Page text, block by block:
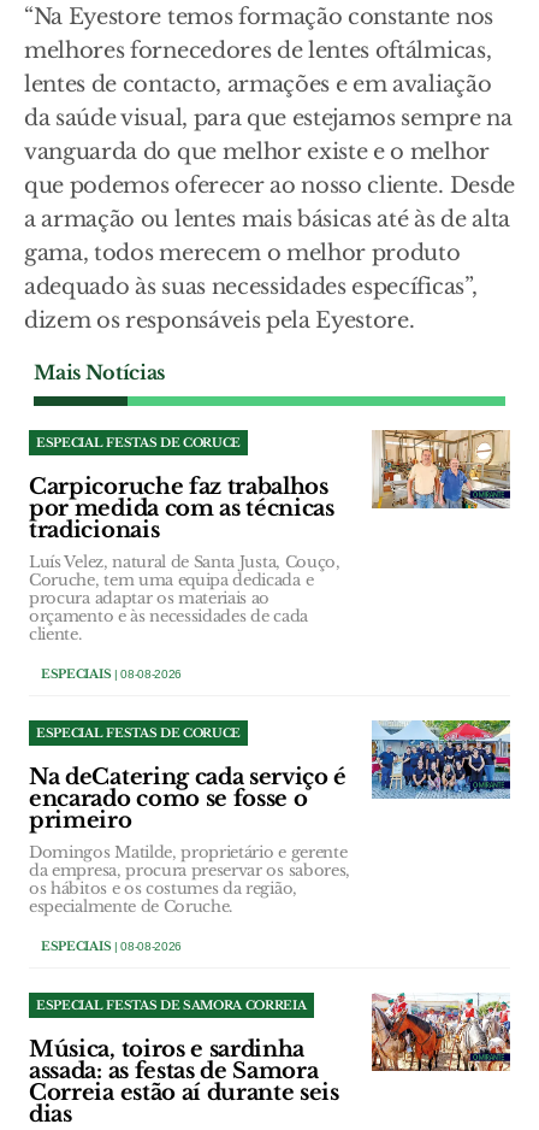
“Na Eyestore temos formação constante nos
melhores fornecedores de lentes oftálmicas,
lentes de contacto, armações e em avaliação
da saúde visual, para que estejamos sempre na
vanguarda do que melhor existe e o melhor
que podemos oferecer ao nosso cliente. Desde
a armação ou lentes mais básicas até às de alta
gama, todos merecem o melhor produto
adequado às suas necessidades específicas”,
dizem os responsáveis pela Eyestore.
Mais Notícias
ESPECIAL FESTAS DE CORUCE
Carpicoruche faz trabalhos
por medida com as técnicas
tradicionais
Luís Velez, natural de Santa Justa, Couço,
Coruche, tem uma equipa dedicada e
procura adaptar os materiais ao
orçamento e às necessidades de cada
cliente.
ESPECIAIS| 08-08-2026
ESPECIAL FESTAS DE CORUCE
Na deCatering cada serviço é
encarado como se fosse o
primeiro
Domingos Matilde, proprietário e gerente
da empresa, procura preservar os sabores,
os hábitos e os costumes da região,
especialmente de Coruche.
ESPECIAIS| 08-08-2026
ESPECIAL FESTAS DE SAMORA CORREIA
Música, toiros e sardinha
assada: as festas de Samora
Correia estão aí durante seis
dias